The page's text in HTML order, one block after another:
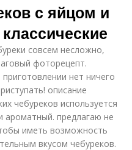
с яйцом и
совсем несложно,
фоторецепт.
нет ничего
описание
чебуреков используется
предлагаю не
иметь возможность
вкусом чебуреков.